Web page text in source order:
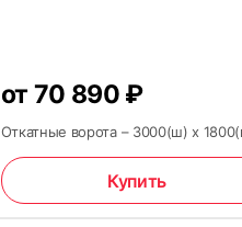
от 70 890 ₽
Откатные ворота – 3000(ш) х
Купить